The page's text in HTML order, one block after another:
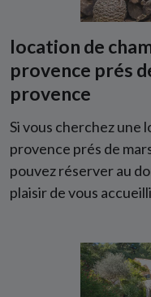
location de
provence prés
provence
Si vous cherchez une
provence prés de
pouvez réserver au
plaisir de vous